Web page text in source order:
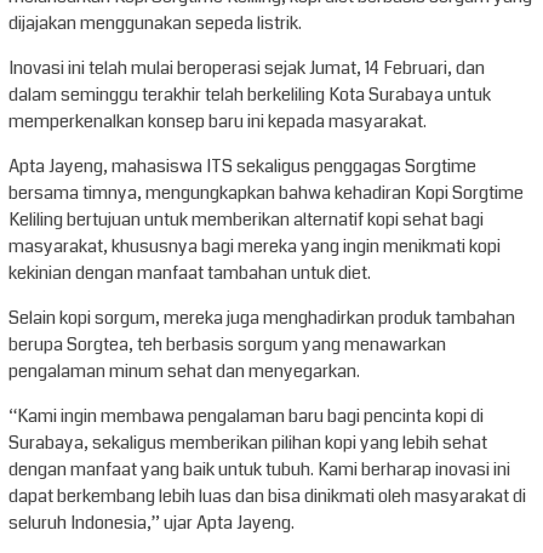
dijajakan menggunakan sepeda listrik.
Inovasi ini telah mulai beroperasi sejak Jumat, 14 Februari, dan
dalam seminggu terakhir telah berkeliling Kota Surabaya untuk
memperkenalkan konsep baru ini kepada masyarakat.
Apta Jayeng, mahasiswa ITS sekaligus penggagas Sorgtime
bersama timnya, mengungkapkan bahwa kehadiran Kopi Sorgtime
Keliling bertujuan untuk memberikan alternatif kopi sehat bagi
masyarakat, khususnya bagi mereka yang ingin menikmati kopi
kekinian dengan manfaat tambahan untuk diet.
Selain kopi sorgum, mereka juga menghadirkan produk tambahan
berupa Sorgtea, teh berbasis sorgum yang menawarkan
pengalaman minum sehat dan menyegarkan.
“Kami ingin membawa pengalaman baru bagi pencinta kopi di
Surabaya, sekaligus memberikan pilihan kopi yang lebih sehat
dengan manfaat yang baik untuk tubuh. Kami berharap inovasi ini
dapat berkembang lebih luas dan bisa dinikmati oleh masyarakat di
seluruh Indonesia,” ujar Apta Jayeng.